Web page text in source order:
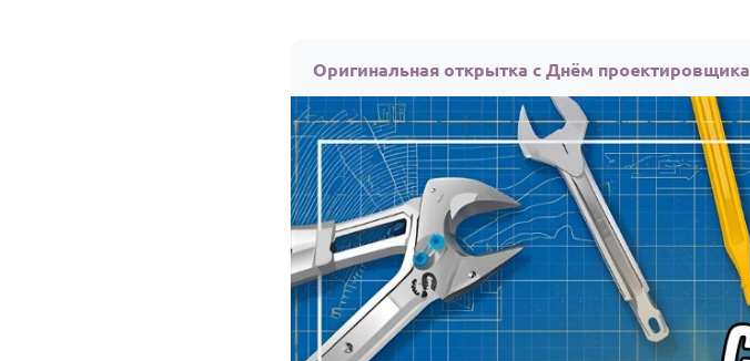
Оригинальная открытка с Днём проектировщика